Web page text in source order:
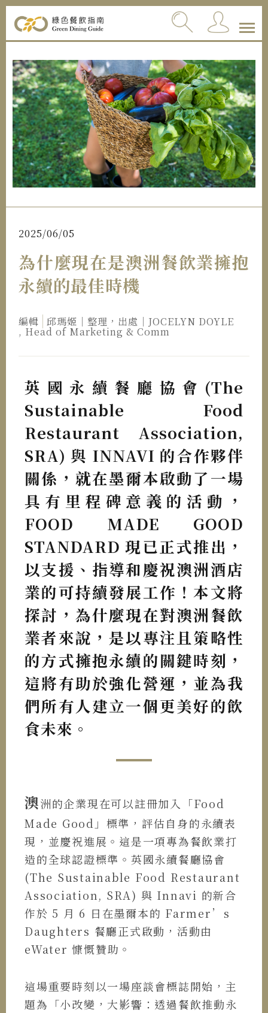
2025/06/05
為什麼現在是澳洲餐飲業擁抱
永續的最佳時機
編輯 邱瑪姬｜整理，出處｜JOCELYN DOYLE
, Head of Marketing & Comm
英國永續餐廳協會(The
Sustainable Food
Restaurant Association,
SRA) 與 INNAVI 的合作夥伴
關係，就在墨爾本啟動了一場
具有里程碑意義的活動，
FOOD MADE GOOD
STANDARD 現已正式推出，
以支援、指導和慶祝澳洲酒店
業的可持續發展工作！本文將
探討，為什麼現在對澳洲餐飲
業者來說，是以專注且策略性
的方式擁抱永續的關鍵時刻，
這將有助於強化營運，並為我
們所有人建立一個更美好的飲
食未來。
澳洲的企業現在可以註冊加入「Food
Made Good」標準，評估自身的永續表
現，並慶祝進展。這是一項專為餐飲業打
造的全球認證標準。英國永續餐廳協會
(The Sustainable Food Restaurant
Association, SRA) 與 Innavi 的新合
作於 5 月 6 日在墨爾本的 Farmer’s
Daughters 餐廳正式啟動，活動由
eWater 慷慨贊助。
這場重要時刻以一場座談會標誌開始，主
題為「小改變，大影響：透過餐飲推動永